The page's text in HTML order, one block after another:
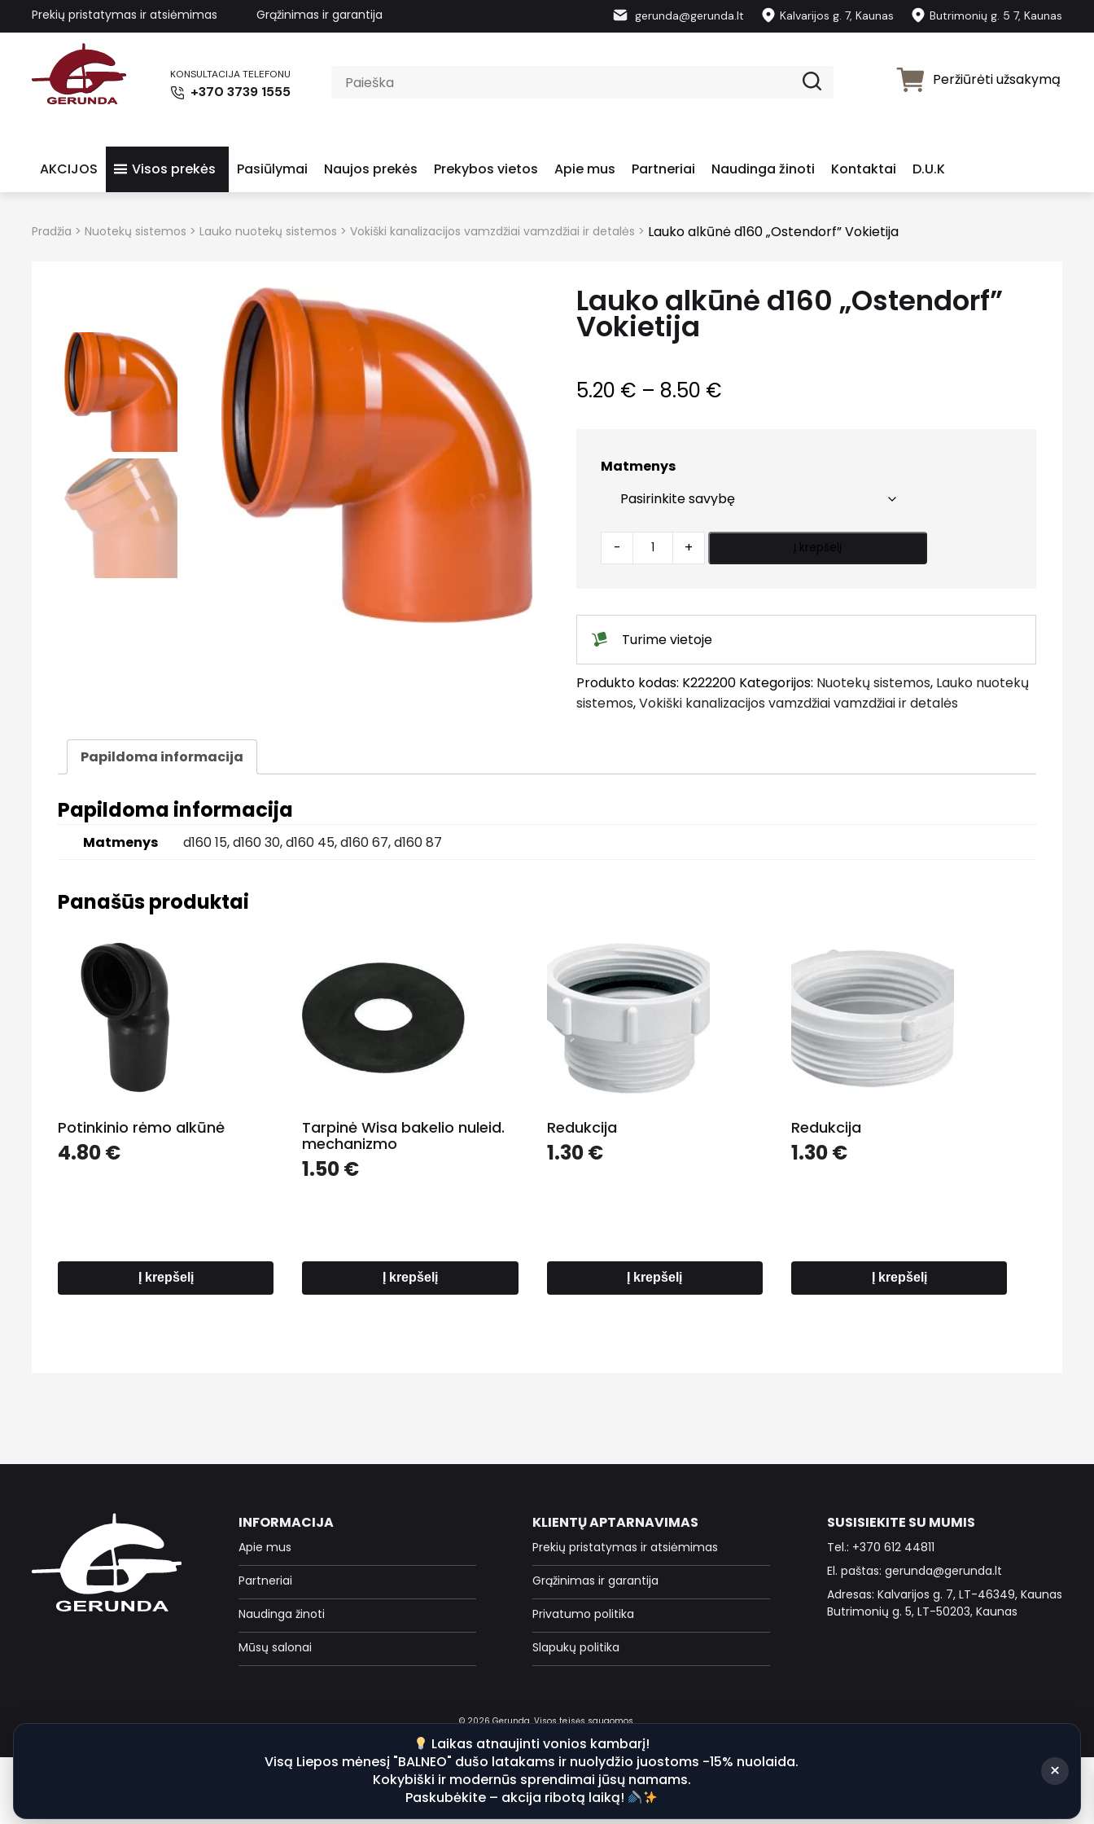
Prekių pristatymas ir atsiėmimas Grąžinimas ir garantija gerunda@gerunda.lt Kalvarijos g. 7, Kaunas Butrimonių g. 5 7, Kaunas
KONSULTACIJA TELEFONU
+370 3739 1555
Peržiūrėti užsakymą
AKCIJOS Visos prekės Pasiūlymai Naujos prekės Prekybos vietos Apie mus Partneriai Naudinga žinoti Kontaktai D.U.K
Pradžia > Nuotekų sistemos > Lauko nuotekų sistemos > Vokiški kanalizacijos vamzdžiai vamzdžiai ir detalės > Lauko alkūnė d160 „Ostendorf” Vokietija
Lauko alkūnė d160 „Ostendorf”
Vokietija
5.20 € – 8.50 €
8.50 €
Matmenys
alkūnė
quantity
- + Į krepšelį
Turime vietoje
Produkto kodas: K222200 Kategorijos: Nuotekų sistemos, Lauko nuotekų
sistemos,Vokiški kanalizacijos vamzdžiai vamzdžiai ir detalės
Papildoma informacija
Papildoma informacija
Matmenys d160 15,d160 30,d160 45,d160 67,d160 87
Panašūs produktai
Potinkinio rėmo alkūnė
4.80€
Į krepšelį
Tarpinė Wisa bakelio nuleid.
mechanizmo
1.50€
Į krepšelį
Redukcija
1.30€
Į krepšelį
Redukcija
1.30€
Į krepšelį
INFORMACIJA
Apie mus
Partneriai
Naudinga žinoti
Mūsų salonai
KLIENTŲ APTARNAVIMAS
Prekių pristatymas ir atsiėmimas
Grąžinimas ir garantija
Privatumo politika
Slapukų politika
SUSISIEKITE SU MUMIS
Tel.: +370 612 44811
El. paštas: gerunda@gerunda.lt
Adresas: Kalvarijos g. 7, LT-46349, Kaunas
Butrimonių g. 5, LT-50203, Kaunas
© 2026 Gerunda. Visos teisės saugomos.
Laikas atnaujinti vonios kambarį!
Visą Liepos mėnesį "BALNEO" dušo latakams ir nuolydžio juostoms -15% nuolaida.
Kokybiški ir modernūs sprendimai jūsų namams.
Paskubėkite – akcija ribotą laiką!
×